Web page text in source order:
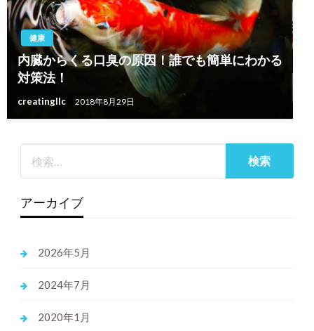
健康
内臓からくる口臭の原因！誰でも簡単にわかる
対策法！
creatingllc 2018年8月29日
アーカイブ
2026年5月
2024年7月
2020年1月